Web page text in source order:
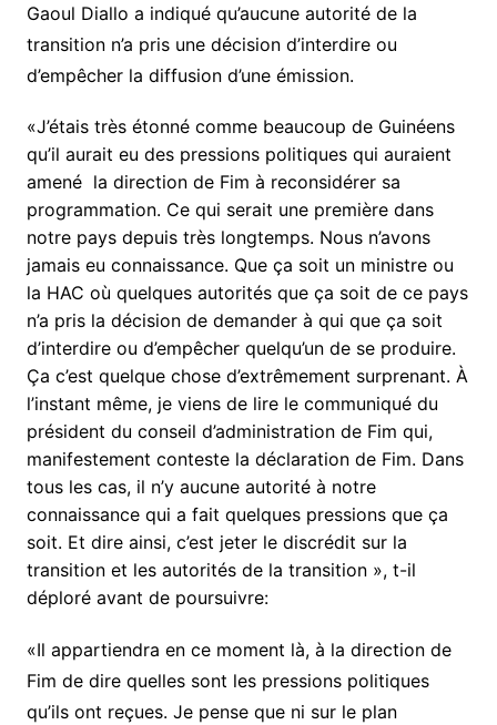
Gaoul Diallo a indiqué qu’aucune autorité de la
transition n’a pris une décision d’interdire ou
d’empêcher la diffusion d’une émission.
«J’étais très étonné comme beaucoup de Guinéens
qu’il aurait eu des pressions politiques qui auraient
amené la direction de Fim à reconsidérer sa
programmation. Ce qui serait une première dans
notre pays depuis très longtemps. Nous n’avons
jamais eu connaissance. Que ça soit un ministre ou
la HAC où quelques autorités que ça soit de ce pays
n’a pris la décision de demander à qui que ça soit
d’interdire ou d’empêcher quelqu’un de se produire.
Ça c’est quelque chose d’extrêmement surprenant. À
l’instant même, je viens de lire le communiqué du
président du conseil d’administration de Fim qui,
manifestement conteste la déclaration de Fim. Dans
tous les cas, il n’y aucune autorité à notre
connaissance qui a fait quelques pressions que ça
soit. Et dire ainsi, c’est jeter le discrédit sur la
transition et les autorités de la transition », t-il
déploré avant de poursuivre:
«Il appartiendra en ce moment là, à la direction de
Fim de dire quelles sont les pressions politiques
qu’ils ont reçues. Je pense que ni sur le plan